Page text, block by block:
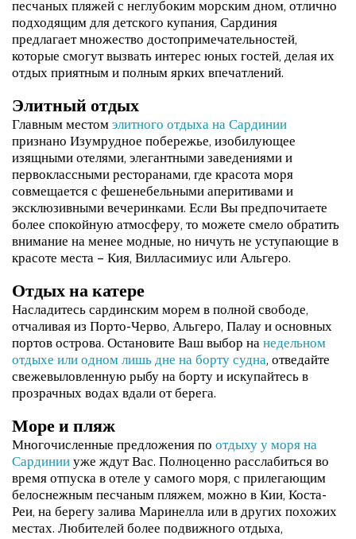
песчаных пляжей с неглубоким морским дном, отлично
подходящим для детского купания, Сардиния
предлагает множество достопримечательностей,
которые смогут вызвать интерес юных гостей, делая их
отдых приятным и полным ярких впечатлений.
Элитный отдых
Главным местом элитного отдыха на Сардинии
признано Изумрудное побережье, изобилующее
изящными отелями, элегантными заведениями и
первоклассными ресторанами, где красота моря
совмещается с фешенебельными аперитивами и
эксклюзивными вечеринками. Если Вы предпочитаете
более спокойную атмосферу, то можете смело обратить
внимание на менее модные, но ничуть не уступающие в
красоте места – Кия, Вилласимиус или Альгеро.
Отдых на катере
Насладитесь сардинским морем в полной свободе,
отчаливая из Порто-Черво, Альгеро, Палау и основных
портов острова. Остановите Ваш выбор на недельном
отдыхе или одном лишь дне на борту судна, отведайте
свежевыловленную рыбу на борту и искупайтесь в
прозрачных водах вдали от берега.
Море и пляж
Многочисленные предложения по отдыху у моря на
Сардинии уже ждут Вас. Полноценно расслабиться во
время отпуска в отеле у самого моря, с прилегающим
белоснежным песчаным пляжем, можно в Кии, Коста-
Реи, на берегу залива Маринелла или в других похожих
местах. Любителей более подвижного отдыха,